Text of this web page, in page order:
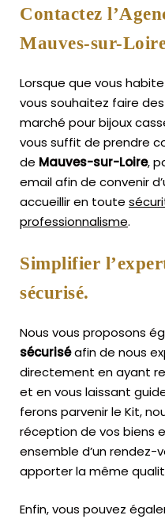
Contactez
Mauves-sur-
Lorsque que vous
vous souhaitez faire
marché pour bijoux
vous suffit de prendre
de Mauves-sur-Loire,
email afin de convenir
accueillir en toute
professionnalisme.
Simplifier
sécurisé.
Nous vous proposons
sécuriséafin de nous
directement en ayant
et en vous laissant
ferons parvenir le Kit,
réception de vos biens
ensemble d’un rendez-
apporter la même
Enfin, vous pouvez